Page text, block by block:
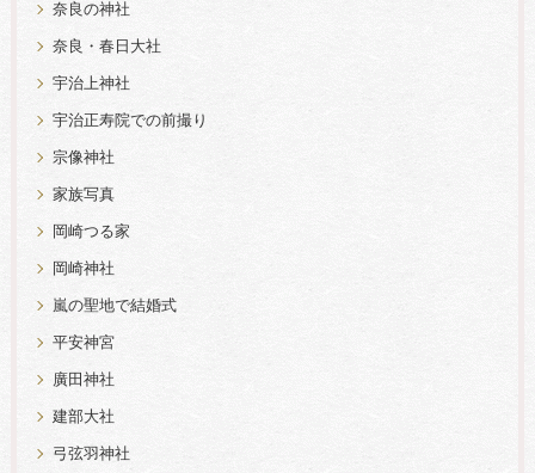
奈良の神社
奈良・春日大社
宇治上神社
宇治正寿院での前撮り
宗像神社
家族写真
岡崎つる家
岡崎神社
嵐の聖地で結婚式
平安神宮
廣田神社
建部大社
弓弦羽神社